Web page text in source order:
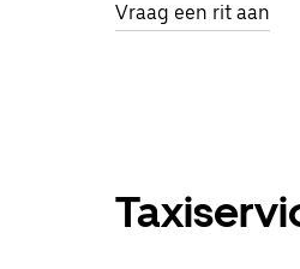
Vraag een rit aan